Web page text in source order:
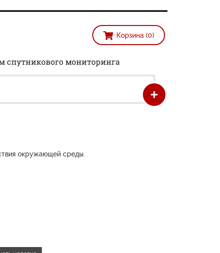
Корзина (0)
спутникового мониторинга
окружающей среды.